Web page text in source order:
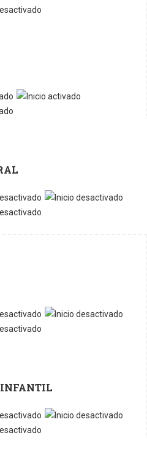
es una
fomentando la
INFANTIL